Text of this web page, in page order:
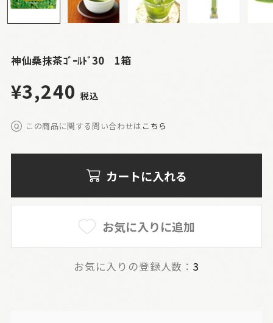
神仙桑抹茶ｺﾞｰﾙﾄﾞ30 1箱
¥3,240 税込
この商品に関する問い合わせは こちら
カートに入れる
お気に入りに追加
お気に入りの登録人数：3